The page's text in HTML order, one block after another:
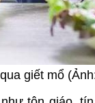
giết mổ